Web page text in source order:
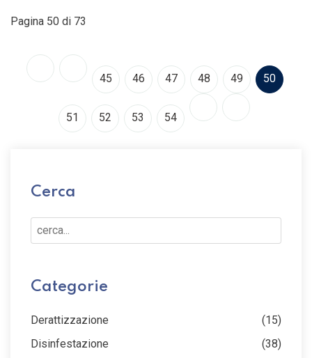
Pagina 50 di 73
45 46 47 48 49 50
51 52 53 54
Cerca
Cerca...
Categorie
Derattizzazione
(15)
Disinfestazione
(38)